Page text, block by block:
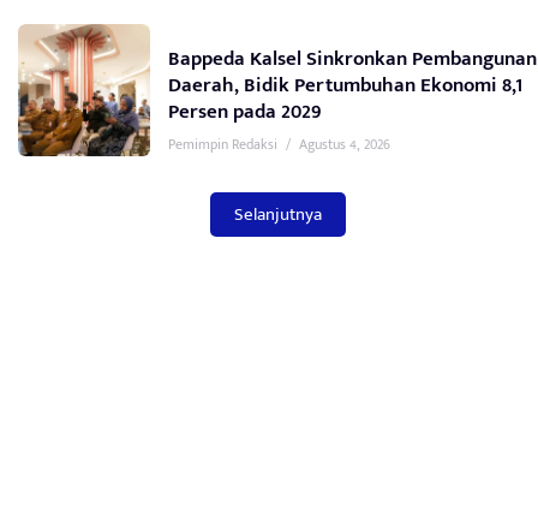
Bappeda Kalsel Sinkronkan Pembangunan
Daerah, Bidik Pertumbuhan Ekonomi 8,1
Persen pada 2029
Pemimpin Redaksi / Agustus 4, 2026
Selanjutnya